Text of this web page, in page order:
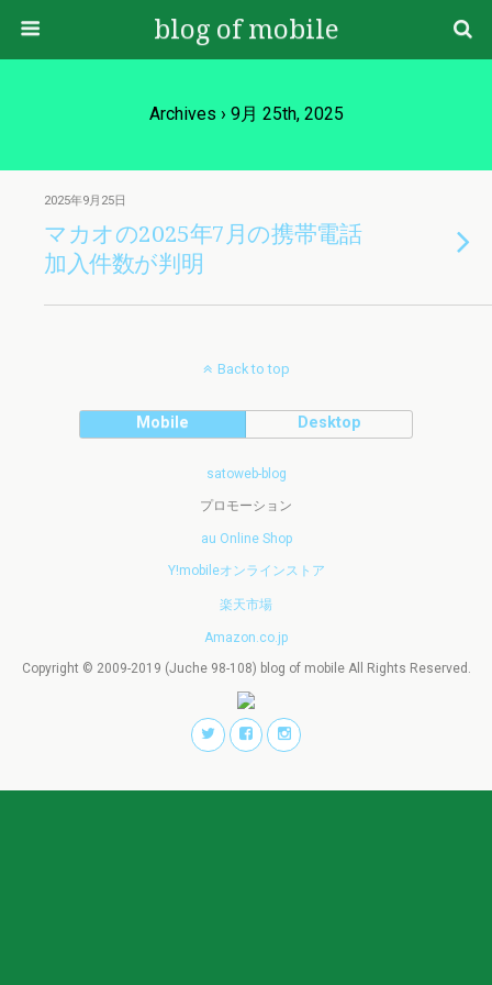
blog of mobile
Archives › 9月 25th, 2025
2025年9月25日
マカオの2025年7月の携帯電話
加入件数が判明
Back to top
Mobile Desktop
satoweb-blog
プロモーション
au Online Shop
Y!mobileオンラインストア
楽天市場
Amazon.co.jp
Copyright © 2009-2019 (Juche 98-108) blog of mobile All Rights Reserved.